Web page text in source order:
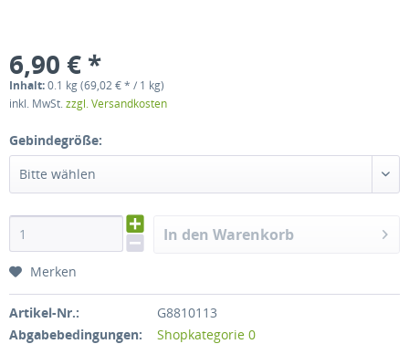
6,90 € *
Inhalt:0.1 kg (69,02 € * / 1 kg)
inkl. MwSt.zzgl. Versandkosten
Gebindegröße:
Bitte wählen
In den Warenkorb
Merken
Artikel-Nr.:
G8810113
Abgabebedingungen:
Shopkategorie 0